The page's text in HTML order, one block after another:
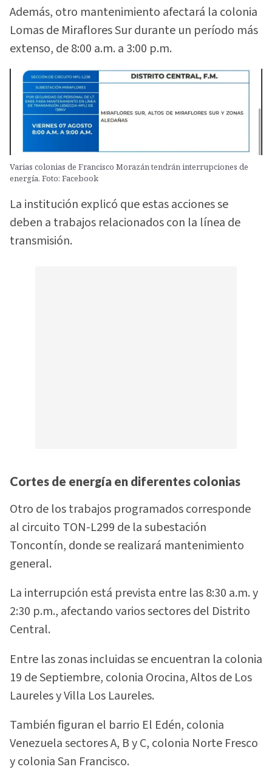
Además, otro mantenimiento afectará la colonia
Lomas de Miraflores Sur durante un período más
extenso, de 8:00 a.m. a 3:00 p.m.
Varias colonias de Francisco Morazán tendrán interrupciones de
energía. Foto: Facebook
La institución explicó que estas acciones se
deben a trabajos relacionados con la línea de
transmisión.
Cortes de energía en diferentes colonias
Otro de los trabajos programados corresponde
al circuito TON-L299 de la subestación
Toncontín, donde se realizará mantenimiento
general.
La interrupción está prevista entre las 8:30 a.m. y
2:30 p.m., afectando varios sectores del Distrito
Central.
Entre las zonas incluidas se encuentran la colonia
19 de Septiembre, colonia Orocina, Altos de Los
Laureles y Villa Los Laureles.
También figuran el barrio El Edén, colonia
Venezuela sectores A, B y C, colonia Norte Fresco
y colonia San Francisco.